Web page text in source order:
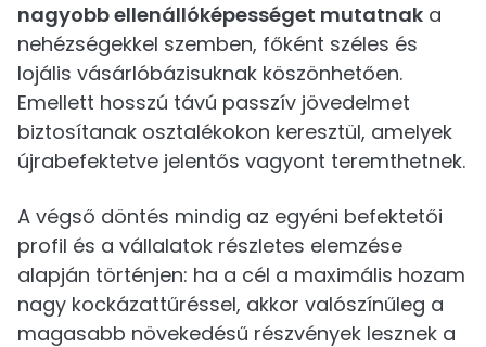
nagyobb ellenállóképességet mutatnak a
nehézségekkel szemben, főként széles és
lojális vásárlóbázisuknak köszönhetően.
Emellett hosszú távú passzív jövedelmet
biztosítanak osztalékokon keresztül, amelyek
újrabefektetve jelentős vagyont teremthetnek.
A végső döntés mindig az egyéni befektetői
profil és a vállalatok részletes elemzése
alapján történjen: ha a cél a maximális hozam
nagy kockázattűréssel, akkor valószínűleg a
magasabb növekedésű részvények lesznek a